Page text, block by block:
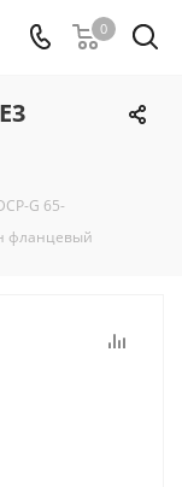
0
G 65-
фланцевый